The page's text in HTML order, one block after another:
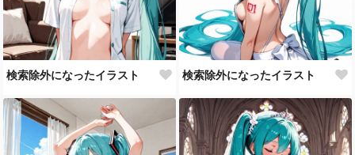
検索除外になったイラスト 検索除外になったイラスト